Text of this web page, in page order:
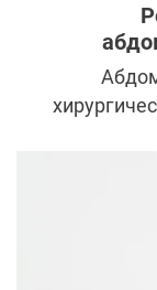
находятся
не
живота
больше.
операция